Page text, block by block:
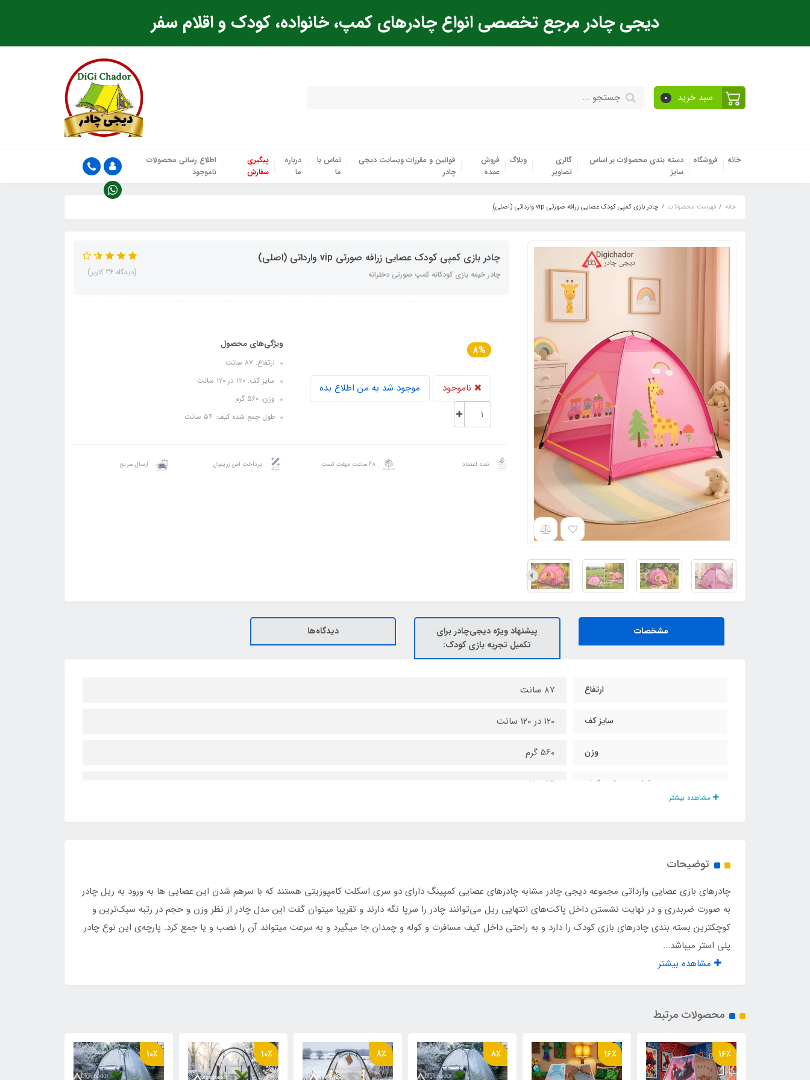
دیجی چادر مرجع تخصصی انواع چادرهای کمپ، خانواده، کودک و اقلام سفر
سبد خرید 0
خانه فروشگاه
دسته بندی محصولات بر اساس
سایز
گالری
تصاویر
وبلاگ
فروش
عمده
قوانین و مقررات وبسایت دیجی
چادر
تماس با
ما
درباره
ما
پیگیری
سفارش
اطلاع رسانی محصولات
ناموجود
خانه فهرست محصولات چادر بازی کمپی کودک عصایی زرافه صورتی vip وارداتی (اصلی)
چادر بازی کمپی کودک عصایی زرافه صورتی vip وارداتی (اصلی)
چادر خیمه بازی کودکانه کمپ صورتی دخترانه (دیدگاه 36 کاربر)
8%
ناموجود موجود شد به من اطلاع بده
ویژگی‌های محصول
ارتفاع: ۸۷ سانت
سایز کف: ۱۲۰ در ۱۲۰ سانت
وزن: 560 گرم
طول جمع شده کیف: ۵۴ سانت
نماد اعتماد 48 ساعت مهلت تست پرداخت امن زرینپال ارسال سریع
مشخصات
پیشنهاد ویژه دیجی‌چادر برای
تکمیل تجربه بازی کودک:
دیدگاه‌ها
ارتفاع ۸۷ سانت
سایز کف ۱۲۰ در ۱۲۰ سانت
وزن 560 گرم
طول جمع شده کیف ۵۴ سانت
مشاهده بیشتر
توضیحات
چادرهای بازی عصایی وارداتی مجموعه دیجی چادر مشابه چادرهای عصایی کمپینگ دارای دو سری اسکلت کامپوزیتی هستند که با سرهم شدن این عصایی ها به ورود به ریل چادر
به صورت ضربدری و در نهایت نشستن داخل پاکت‌های انتهایی ریل می‌توانند چادر را سرپا نگه دارند و تقریبا میتوان گفت این مدل چادر از نظر وزن و حجم در رتبه سبک‌ترین و
کوچکترین بسته بندی چادرهای بازی کودک را دارد و به راحتی داخل کیف مسافرت و کوله و چمدان جا ميگيرد و به سرعت میتواند آن را نصب و یا جمع کرد. پارچه‌ی این نوع چادر
پلی استر میباشد...
مشاهده بیشتر
محصولات مرتبط
16٪ 16٪ 8٪ 8٪ 10٪ 10٪